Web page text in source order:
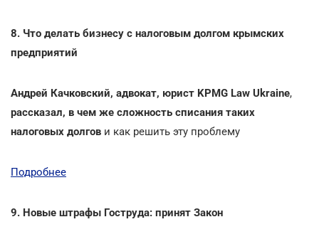
8. Что делать бизнесу с налоговым долгом крымских
предприятий
Андрей Качковский, адвокат, юрист KPMG Law Ukraine,
рассказал, в чем же сложность списания таких
налоговых долгов и как решить эту проблему
Подробнее
9. Новые штрафы Гоструда: принят Закон